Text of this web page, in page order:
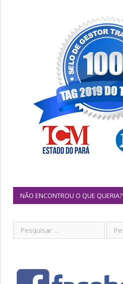
NÃO ENCONTROU O QUE QUERIA?